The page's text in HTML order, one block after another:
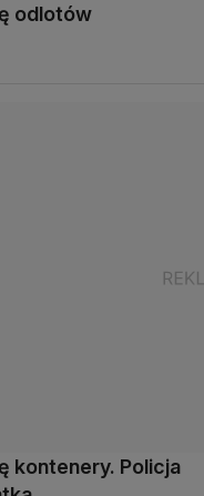
odlotów
kontenery. Policja